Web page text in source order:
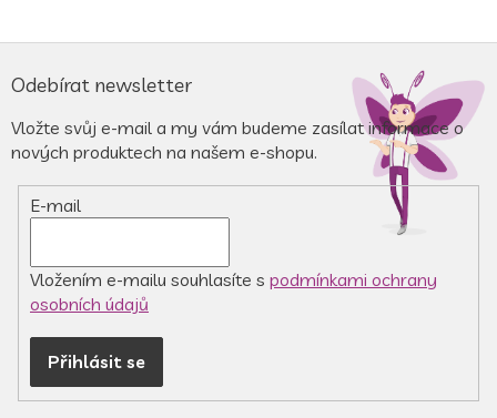
á
a
Odebírat newsletter
Vložte svůj e-mail a my vám budeme zasílat informace o
nových produktech na našem e-shopu.
E-mail
Vložením e-mailu souhlasíte s podmínkami ochrany
osobních údajů
Přihlásit se